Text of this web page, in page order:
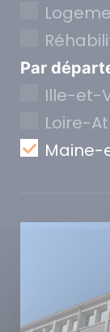
Par
Ille-et-
Loire-
Maine-